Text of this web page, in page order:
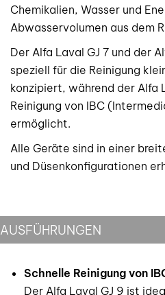
Chemikalien, Wasser und
Abwasservolumen aus dem
Der Alfa Laval GJ 7 und der
speziell für die Reinigung
konzipiert, während der Alfa
Reinigung von IBC
ermöglicht.
Alle Geräte sind in einer
und Düsenkonfigurationen
AUSFÜHRUNGEN
Schnelle Reinigung von
Der Alfa Laval GJ 9 ist